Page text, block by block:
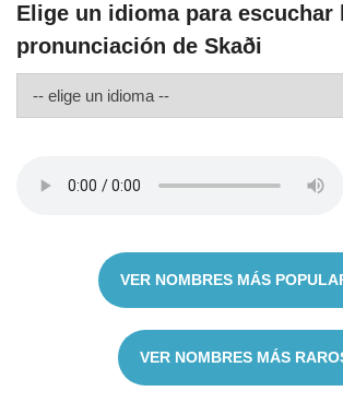
Elige un idioma para escuchar
pronunciación de Skaði
VER NOMBRES MÁS
VER NOMBRES MÁS